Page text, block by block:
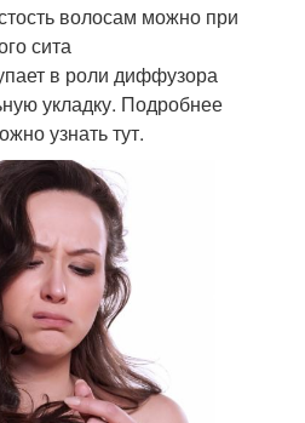
волосам можно при
сита
в роли диффузора
укладку. Подробнее
узнать тут.